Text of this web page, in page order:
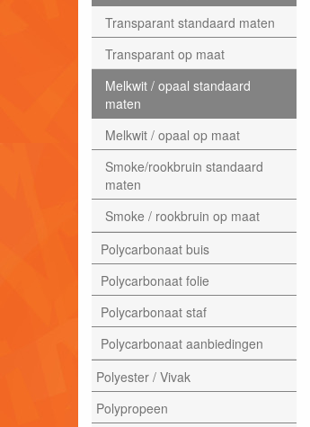
Transparant standaard maten
Transparant op maat
Melkwit / opaal standaard
maten
Melkwit / opaal op maat
Smoke/rookbruin standaard
maten
Smoke / rookbruin op maat
Polycarbonaat buis
Polycarbonaat folie
Polycarbonaat staf
Polycarbonaat aanbiedingen
Polyester / Vivak
Polypropeen